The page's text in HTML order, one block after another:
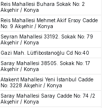
Reis Mahallesi Buhara Sokak No: 2
Akşehir / Konya
Reis Mahallesi Mehmet Akif Ersoy Cadde
No: 9 Akşehir / Konya
Seyran Mahallesi 33192. Sokak No: 79
Akşehir / Konya
Gazi Mah. Lütfibostanoğlu Cd No:40
Saray Mahallesi 38505. Sokak No: 17
Akşehir / Konya
Atakent Mahallesi Yeni İstanbul Cadde
No: 3228 Akşehir / Konya
Saray Mahallesi Saray Cadde No: 74 /2
Akşehir / Konya